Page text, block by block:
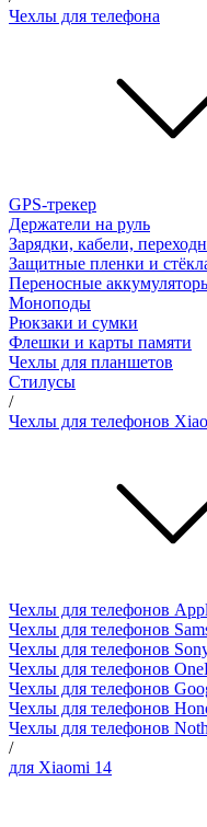
Чехлы для телефона
GPS-трекер
Держатели на руль
Зарядки, кабели,
Защитные пленки и
Переносные
Моноподы
Рюкзаки и сумки
Флешки и карты памяти
Чехлы для планшетов
Стилусы
/
Чехлы для телефонов
Чехлы для телефонов
Чехлы для телефонов
Чехлы для телефонов
Чехлы для телефонов
Чехлы для телефонов
Чехлы для телефонов
Чехлы для телефонов
/
для Xiaomi 14